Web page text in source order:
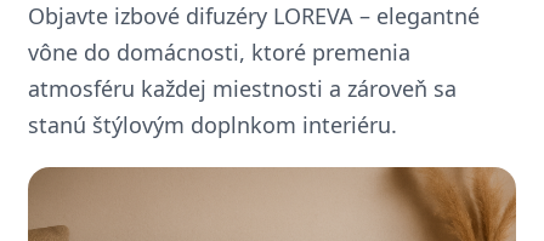
Objavte izbové difuzéry LOREVA – elegantné
vône do domácnosti, ktoré premenia
atmosféru každej miestnosti a zároveň sa
stanú štýlovým doplnkom interiéru.